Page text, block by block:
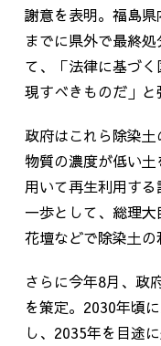
謝意を表明。福島
までに県外で最終
て、「法律に基づ
現すべきものだ」と
政府はこれら除染
物質の濃度が低い
用いて再生利用す
一歩として、総理
花壇などで除染土の
さらに今年8月、政
を策定。 2030年頃
し、 2035年を目途